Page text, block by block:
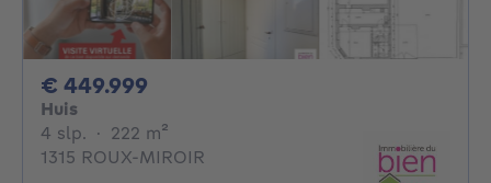
€ 449.999
Huis
4 slp. 4 slaapkamers
· 222 m²
1315 ROUX-MIROIR